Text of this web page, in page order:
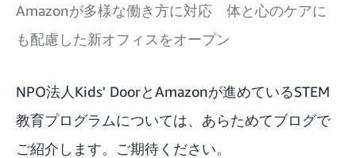
Amazonが多様な働き方に対応 体と心のケアに
も配慮した新オフィスをオープン
NPO法人Kids' DoorとAmazonが進めているSTEM
教育プログラムについては、あらためてブログで
ご紹介します。ご期待ください。